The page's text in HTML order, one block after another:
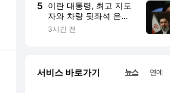
5 이란 대통령, 최고 지도
자와 차량 뒷좌석 은밀
한 만남?…“얼굴도 못보
3시간 전
서비스 바로가기 뉴스 연예